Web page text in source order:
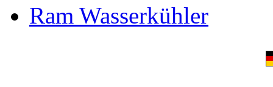
Ram Wasserkühler